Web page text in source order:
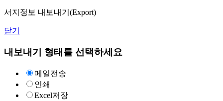
서지정보 내보내기(Export)
닫기
내보내기 형태를 선택하세요
메일전송
인쇄
Excel저장